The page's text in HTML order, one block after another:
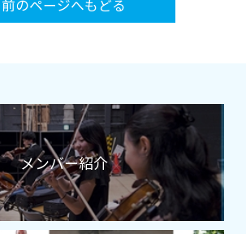
前のページへもどる
メンバー紹介